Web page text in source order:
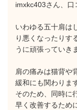
imxkc403さん、口
いわゆる五十肩は
り悪くなったりす
うに頑張っていき
肩の痛みは猫背や
緩和にも関わりま
そのため、同時に
早く改善するため